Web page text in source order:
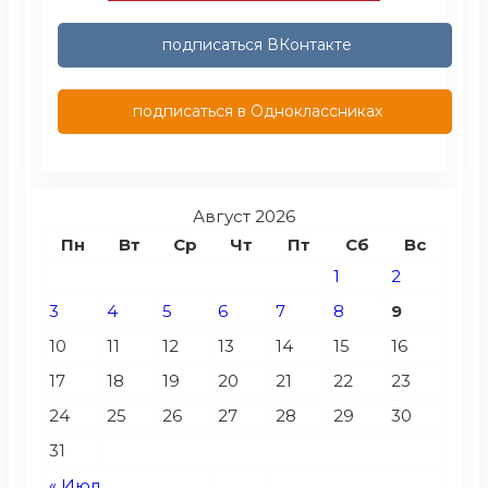
подписаться ВКонтакте
подписаться в Одноклассниках
Август 2026
Пн
Вт Ср Чт Пт Сб Вс
1
2
3
4 5 6 7 8
9
10
11 12 13 14 15
16
17
18 19 20 21 22
23
24
25 26 27 28 29
30
31